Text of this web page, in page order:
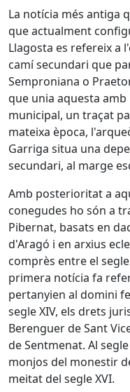
La notícia més antiga
que actualment
Llagosta es refereix a
camí secundari que
Semproniana o
que unia aquesta
municipal, un traçat
mateixa època,
Garriga situa una
secundari, al marge
Amb posterioritat a
conegudes ho són a
Pibernat, basats en
d'Aragó i en arxius
comprès entre el segle
primera notícia fa
pertanyien al domini
segle XIV, els drets
Berenguer de Sant
de Sentmenat. Al
monjos del monestir
meitat del segle XVI.